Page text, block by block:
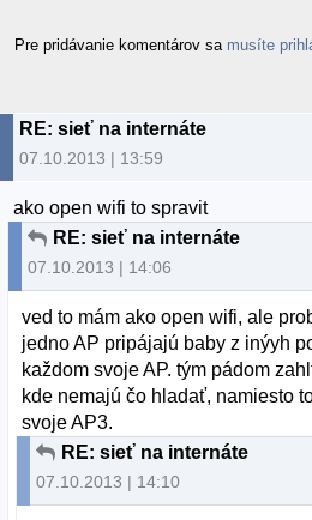
Pre pridávanie komentárov sa musíte
RE: sieť na internáte
07.10.2013 | 13:59
ako open wifi to spravit
RE: sieť na internáte
07.10.2013 | 14:06
ved to mám ako open wifi, ale
jedno AP pripájajú baby z inýyh
každom svoje AP. tým pádom
kde nemajú čo hladať, namiesto
svoje AP3.
RE: sieť na internáte
07.10.2013 | 14:10